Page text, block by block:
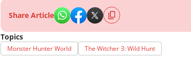
Share Article
Topics
Monster Hunter World The Witcher 3: Wild Hunt